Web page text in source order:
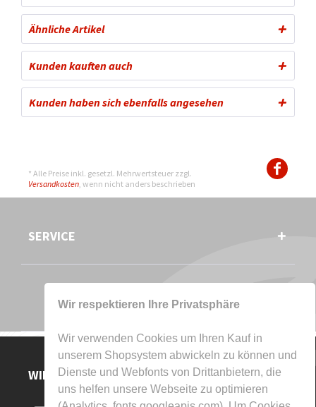
Wir respektieren Ihre Privatsphäre
Wir verwenden Cookies um Ihren Kauf in
unserem Shopsystem abwickeln zu können und
Dienste und Webfonts von Drittanbietern, die
uns helfen unsere Webseite zu optimieren
Ähnliche Artikel
Kunden kauften auch
Kunden haben sich ebenfalls angesehen
* Alle Preise inkl. gesetzl. Mehrwertsteuer zzgl.
Versandkosten, wenn nicht anders beschrieben
SERVICE
WIR AKZEPTIEREN